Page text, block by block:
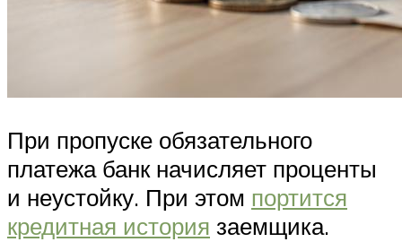
При пропуске обязательного
платежа банк начисляет проценты
и неустойку. При этом портится
кредитная история заемщика.